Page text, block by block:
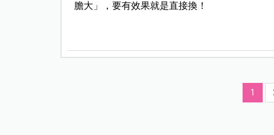
膽大」，要有效果就是直接換！
1